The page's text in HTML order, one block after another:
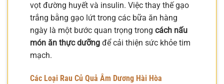
vọt đường huyết và insulin. Việc thay thế gạo
trắng bằng gạo lứt trong các bữa ăn hàng
ngày là một bước quan trọng trong cách nấu
món ăn thực dưỡng để cải thiện sức khỏe tim
mạch.
Các Loại Rau Củ Quả Âm Dương Hài Hòa